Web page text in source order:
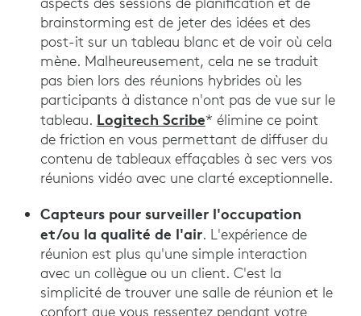
brainstorming est de jeter des idées et des
post-it sur un tableau blanc et de voir où cela
mène. Malheureusement, cela ne se traduit
pas bien lors des réunions hybrides où les
participants à distance n'ont pas de vue sur le
tableau. Logitech Scribe* élimine ce point
de friction en vous permettant de diffuser du
contenu de tableaux effaçables à sec vers vos
réunions vidéo avec une clarté exceptionnelle.
Capteurs pour surveiller l'occupation
et/ou la qualité de l'air. L'expérience de
réunion est plus qu'une simple interaction
avec un collègue ou un client. C'est la
simplicité de trouver une salle de réunion et le
confort que vous ressentez pendant votre